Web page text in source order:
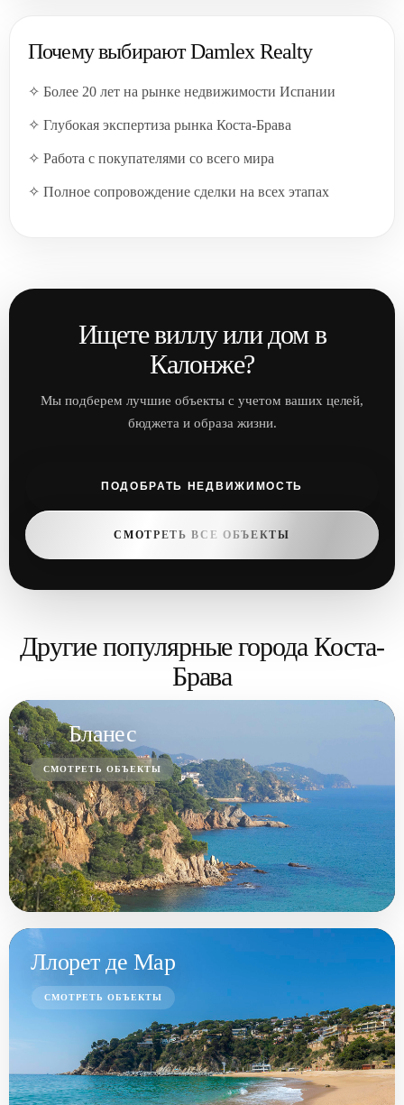
Почему выбирают Damlex Realty
✧ Более 20 лет на рынке недвижимости Испании
✧ Глубокая экспертиза рынка Коста-Брава
✧ Работа с покупателями со всего мира
✧ Полное сопровождение сделки на всех этапах
Ищете виллу или дом в
Калонже?
Мы подберем лучшие объекты с учетом ваших целей,
бюджета и образа жизни.
ПОДОБРАТЬ НЕДВИЖИМОСТЬ
СМОТРЕТЬ ВСЕ ОБЪЕКТЫ
Другие популярные города Коста-
Брава
Бланес
СМОТРЕТЬ ОБЪЕКТЫ
Ллорет де Мар
СМОТРЕТЬ ОБЪЕКТЫ